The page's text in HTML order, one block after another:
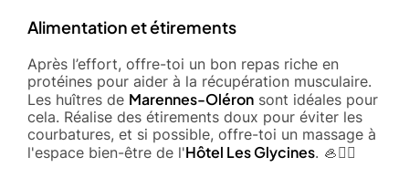
Alimentation et étirements
Après l’effort, offre-toi un bon repas riche en
protéines pour aider à la récupération musculaire.
Les huîtres de Marennes-Oléron sont idéales pour
cela. Réalise des étirements doux pour éviter les
courbatures, et si possible, offre-toi un massage à
l'espace bien-être de l'Hôtel Les Glycines. 🦪💆‍♂️